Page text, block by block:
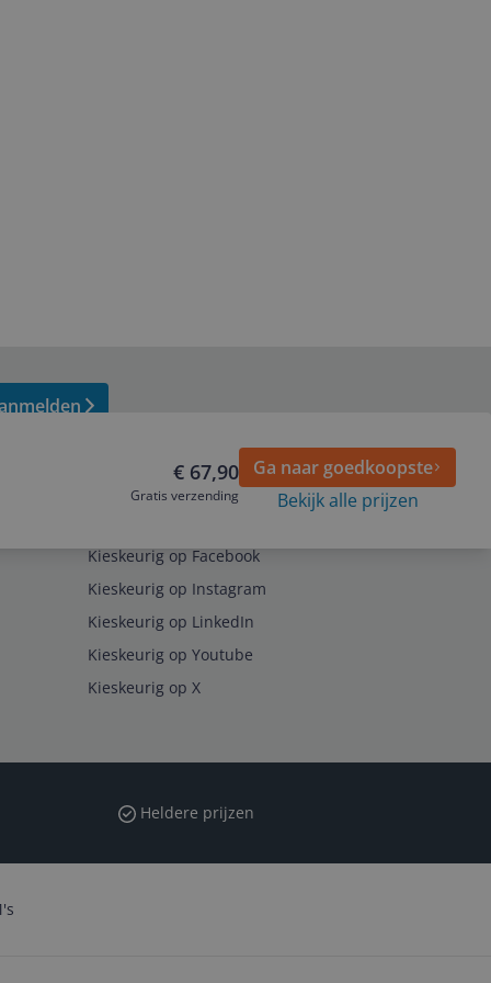
€ 67,90
Gratis verzending
Ga naar goedkoopste
Bekijk alle prijzen
Kieskeurig op Facebook
Kieskeurig op Instagram
Kieskeurig op LinkedIn
Kieskeurig op Youtube
Kieskeurig op X
Heldere prijzen